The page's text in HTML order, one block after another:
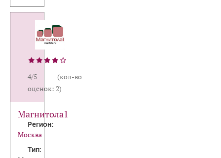
4/5 (кол-во
оценок: 2)
Магнитола1
Регион:
Москва
Тип: